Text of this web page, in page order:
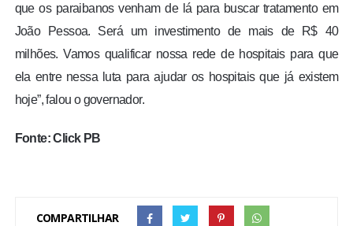
que os paraibanos venham de lá para buscar tratamento em
João Pessoa. Será um investimento de mais de R$ 40
milhões. Vamos qualificar nossa rede de hospitais para que
ela entre nessa luta para ajudar os hospitais que já existem
hoje”, falou o governador.
Fonte: Click PB
COMPARTILHAR